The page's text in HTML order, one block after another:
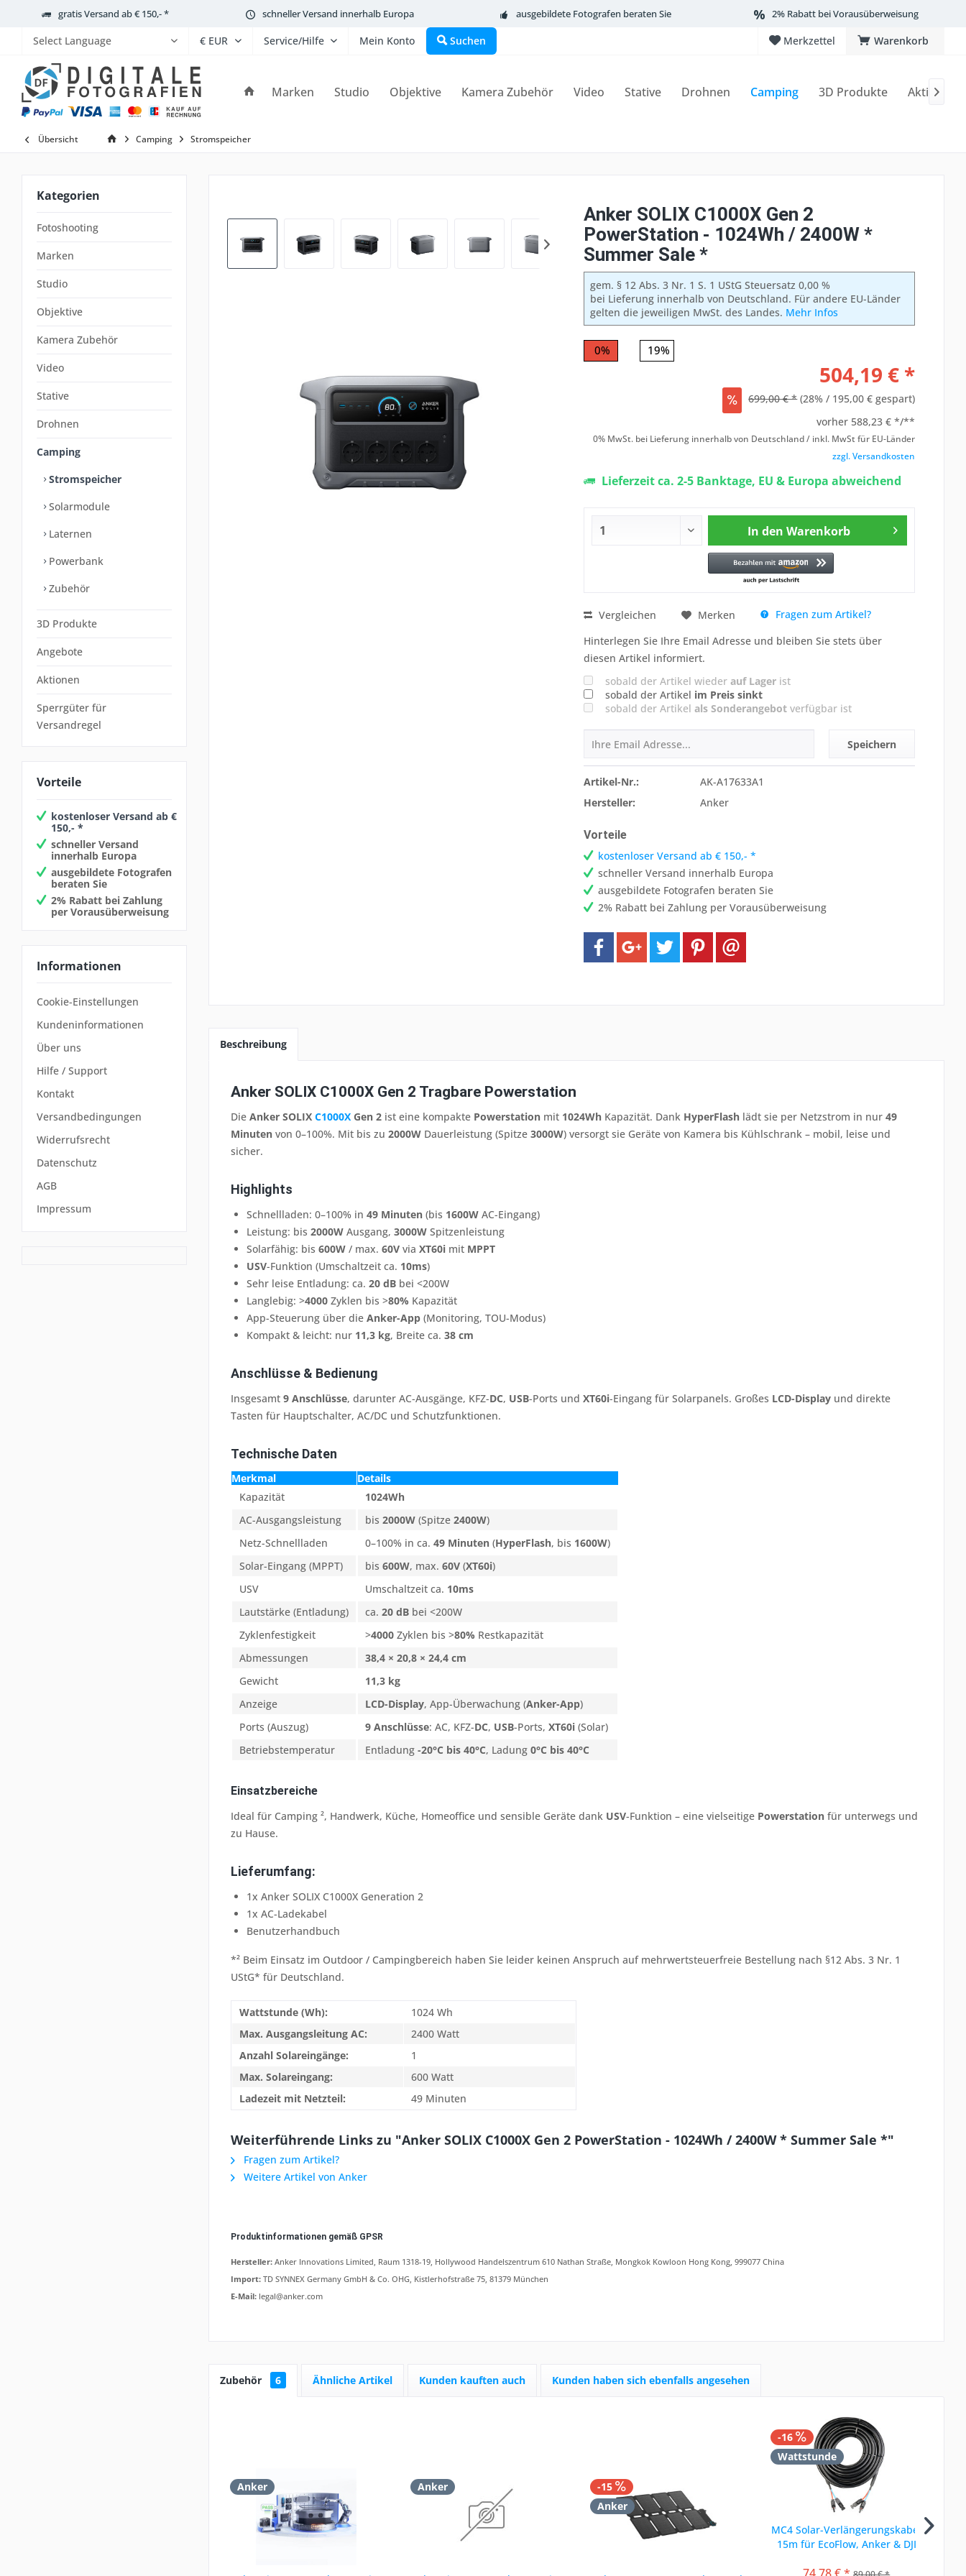
gratis Versand ab € 150,- * schneller Versand innerhalb Europa ausgebildete Fotografen beraten Sie 2% Rabatt bei Vorausüberweisung
Powered by
Warenkorb
Merkzettel
Service/Hilfe Mein Konto Suchen
Marken Studio Objektive Kamera Zubehör Video Stative Drohnen Camping 3D Produkte Aktionen

Übersicht Camping Stromspeicher
Kategorien
Fotoshooting
Marken
Studio
Objektive
Kamera Zubehör
Video
Stative
Drohnen
Camping
Stromspeicher
Solarmodule
Laternen
Powerbank
Zubehör
3D Produkte
Angebote
Aktionen
Sperrgüter für
Versandregel
Vorteile
kostenloser Versand ab €
150,- *
schneller Versand
innerhalb Europa
ausgebildete Fotografen
beraten Sie
2% Rabatt bei Zahlung
per Vorausüberweisung
Informationen
Cookie-Einstellungen
Kundeninformationen
Über uns
Hilfe / Support
Kontakt
Versandbedingungen
Widerrufsrecht
Datenschutz
AGB
Impressum
Anker SOLIX C1000X Gen 2
PowerStation - 1024Wh / 2400W *
Summer Sale *
gem. § 12 Abs. 3 Nr. 1 S. 1 UStG Steuersatz 0,00 %
bei Lieferung innerhalb von Deutschland. Für andere EU-Länder
gelten die jeweiligen MwSt. des Landes. Mehr Infos
0% 19%
504,19 € *
699,00 € * (28% / 195,00 € gespart)
vorher 588,23 € */**
0% MwSt. bei Lieferung innerhalb von Deutschland / inkl. MwSt für EU-Länder
zzgl. Versandkosten
Lieferzeit ca. 2-5 Banktage, EU & Europa abweichend
In den Warenkorb
Vergleichen Merken
Fragen zum Artikel?
Hinterlegen Sie Ihre Email Adresse und bleiben Sie stets über
diesen Artikel informiert.
sobald der Artikel wieder auf Lagerist
sobald der Artikel im Preis sinkt
sobald der Artikel als Sonderangebotverfügbar ist
Speichern
Artikel-Nr.:
AK-A17633A1
Hersteller:
Anker
Vorteile
kostenloser Versand ab € 150,- *
schneller Versand innerhalb Europa
ausgebildete Fotografen beraten Sie
2% Rabatt bei Zahlung per Vorausüberweisung
Beschreibung
Anker SOLIX C1000X Gen 2 Tragbare Powerstation
Die Anker SOLIX C1000X Gen 2 ist eine kompakte Powerstation mit 1024Wh Kapazität. Dank HyperFlash lädt sie per Netzstrom in nur 49
Minuten von 0–100%. Mit bis zu 2000W Dauerleistung (Spitze 3000W) versorgt sie Geräte von Kamera bis Kühlschrank – mobil, leise und
sicher.
Highlights
Schnellladen: 0–100% in 49 Minuten (bis 1600W AC-Eingang)
Leistung: bis 2000W Ausgang, 3000W Spitzenleistung
Solarfähig: bis 600W / max. 60V via XT60i mit MPPT
USV-Funktion (Umschaltzeit ca. 10ms)
Sehr leise Entladung: ca. 20 dB bei <200W
Langlebig: >4000 Zyklen bis >80% Kapazität
App-Steuerung über die Anker-App (Monitoring, TOU-Modus)
Kompakt & leicht: nur 11,3 kg, Breite ca. 38 cm
Anschlüsse & Bedienung
Insgesamt 9 Anschlüsse, darunter AC-Ausgänge, KFZ-DC, USB-Ports und XT60i-Eingang für Solarpanels. Großes LCD-Display und direkte
Tasten für Hauptschalter, AC/DC und Schutzfunktionen.
Technische Daten
Merkmal
Details
Kapazität
1024Wh
AC-Ausgangsleistung
bis 2000W (Spitze 2400W)
Netz-Schnellladen
0–100% in ca. 49 Minuten (HyperFlash, bis 1600W)
Solar-Eingang (MPPT)
bis 600W, max. 60V (XT60i)
USV
Umschaltzeit ca. 10ms
Lautstärke (Entladung)
ca. 20 dB bei <200W
Zyklenfestigkeit
>4000 Zyklen bis >80% Restkapazität
Abmessungen
38,4 × 20,8 × 24,4 cm
Gewicht
11,3 kg
Anzeige
LCD-Display, App-Überwachung (Anker-App)
Ports (Auszug)
9 Anschlüsse: AC, KFZ-DC, USB-Ports, XT60i (Solar)
Betriebstemperatur
Entladung -20°C bis 40°C, Ladung 0°C bis 40°C
Einsatzbereiche
Ideal für Camping ², Handwerk, Küche, Homeoffice und sensible Geräte dank USV-Funktion – eine vielseitige Powerstation für unterwegs und
zu Hause.
Lieferumfang:
1x Anker SOLIX C1000X Generation 2
1x AC-Ladekabel
Benutzerhandbuch
*² Beim Einsatz im Outdoor / Campingbereich haben Sie leider keinen Anspruch auf mehrwertsteuerfreie Bestellung nach §12 Abs. 3 Nr. 1
UStG* für Deutschland.
Wattstunde (Wh):
1024 Wh
Max. Ausgangsleitung AC:
2400 Watt
Anzahl Solareingänge:
1
Max. Solareingang:
600 Watt
Ladezeit mit Netzteil:
49 Minuten
Weiterführende Links zu "Anker SOLIX C1000X Gen 2 PowerStation - 1024Wh / 2400W * Summer Sale *"
Fragen zum Artikel?
Weitere Artikel von Anker
Produktinformationen gemäß GPSR
Hersteller: Anker Innovations Limited, Raum 1318-19, Hollywood Handelszentrum 610 Nathan Straße, Mongkok Kowloon Hong Kong, 999077 China
Import: TD SYNNEX Germany GmbH & Co. OHG, Kistlerhofstraße 75, 81379 München
E-Mail: legal@anker.com
Zubehör 6 Ähnliche Artikel Kunden kauften auch Kunden haben sich ebenfalls angesehen
Anker Anker
-15
Anker
-16
Wattstunde
MC4 Solar-Verlängerungskabel
15m für EcoFlow, Anker & DJI